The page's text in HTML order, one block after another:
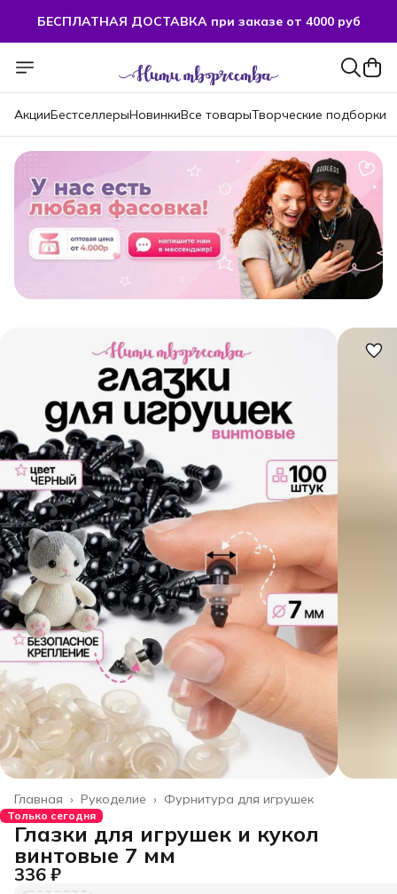
БЕСПЛАТНАЯ ДОСТАВКА при заказе от 4000 руб
БЕСПЛАТНАЯ ДОСТАВКА при заказе от 4000 руб
АкцииБестселлерыНовинкиВсе товарыТворческие подборки
Фурнитура для игрушек
Рукоделие ›
Главная ›
Только сегодня
Глазки для игрушек и кукол
винтовые 7 мм
336 ₽